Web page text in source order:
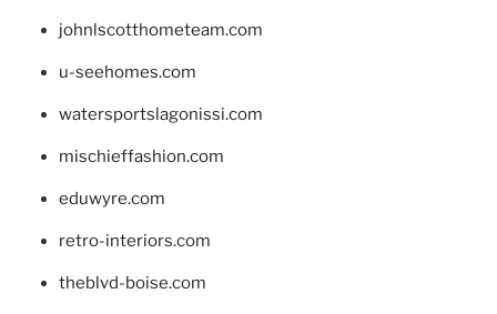
johnlscotthometeam.com
u-seehomes.com
watersportslagonissi.com
mischieffashion.com
eduwyre.com
retro-interiors.com
theblvd-boise.com